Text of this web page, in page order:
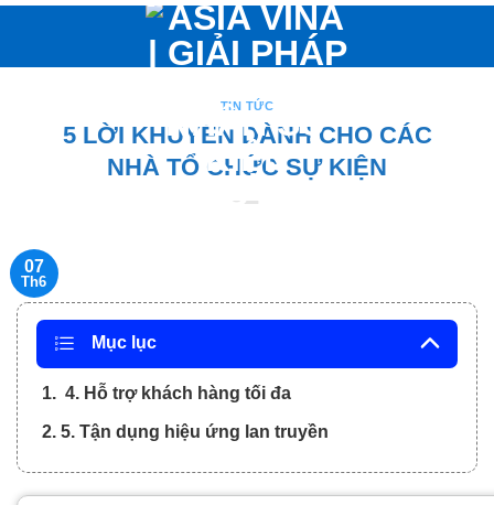
nội
TIN TỨC
5 LỜI KHUYÊN DÀNH CHO CÁC
NHÀ TỔ CHỨC SỰ KIỆN
07
Th6
Mục lục
1. 4. Hỗ trợ khách hàng tối đa
2. 5. Tận dụng hiệu ứng lan truyền